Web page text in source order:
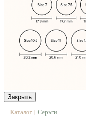
Закрыть
Каталог | Серьги